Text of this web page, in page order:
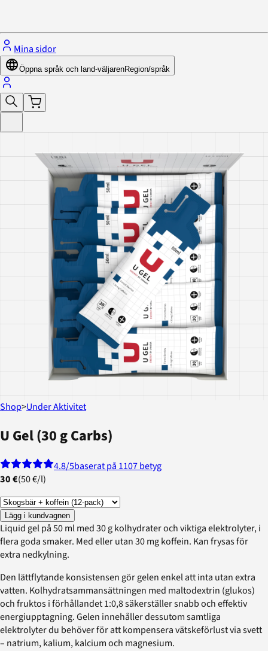
Mina sidor
Öppna språk och land-väljarenRegion/språk
Shop>Under Aktivitet
U Gel (30 g Carbs)
4.8/5baserat på 1107 betyg
30 €(50 €/l)
Lägg i kundvagnen
Liquid gel på 50 ml med 30 g kolhydrater och viktiga elektrolyter, i
flera goda smaker. Med eller utan 30 mg koffein. Kan frysas för
extra nedkylning.
Den lättflytande konsistensen gör gelen enkel att inta utan extra
vatten. Kolhydratsammansättningen med maltodextrin (glukos)
och fruktos i förhållandet 1:0,8 säkerställer snabb och effektiv
energiupptagning. Gelen innehåller dessutom samtliga
elektrolyter du behöver för att kompensera vätskeförlust via svett
– natrium, kalium, kalcium och magnesium.